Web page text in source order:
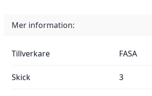
Mer information:
Tillverkare FASA
Skick 3